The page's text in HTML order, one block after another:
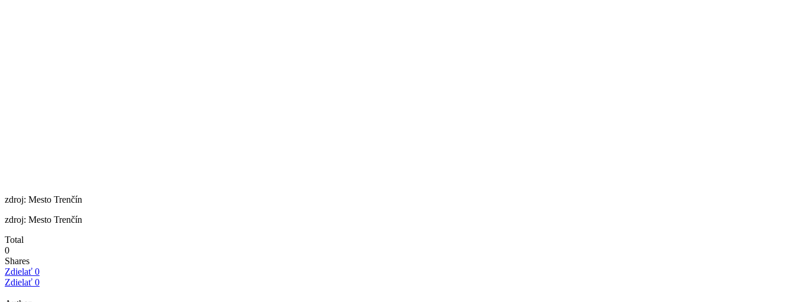
zdroj: Mesto Trenčín
zdroj: Mesto Trenčín
Total
0
Shares
Zdielať 0
Zdielať 0